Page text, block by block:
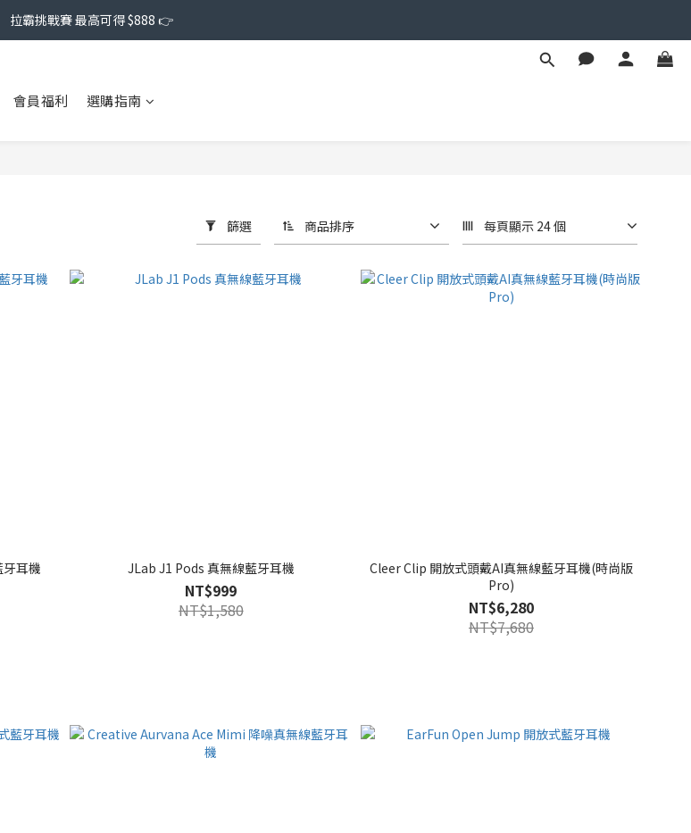
拉霸挑戰賽 最高可得 $888 👉
會員福利 選購指南
篩選 商品排序 每頁顯示 24 個
耳機 JLab J1 Pods 真無線藍牙耳機
NT$999
NT$1,580
Cleer Clip 開放式頭戴AI真無線藍牙耳機(時尚版
Pro)
NT$6,280
NT$7,680